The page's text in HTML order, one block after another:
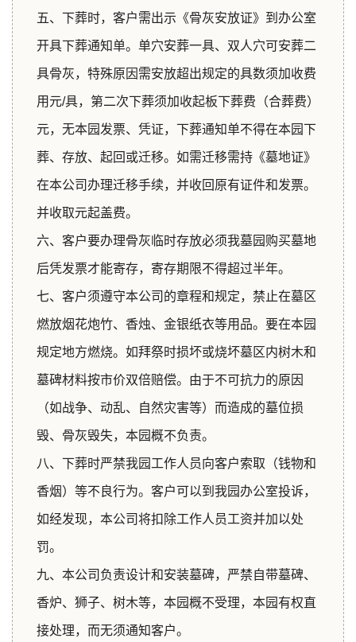
五、下葬时，客户需出示《骨灰安放证》到办公室
开具下葬通知单。单穴安葬一具、双人穴可安葬二
具骨灰，特殊原因需安放超出规定的具数须加收费
用元/具，第二次下葬须加收起板下葬费（合葬费）
元，无本园发票、凭证，下葬通知单不得在本园下
葬、存放、起回或迁移。如需迁移需持《墓地证》
在本公司办理迁移手续，并收回原有证件和发票。
并收取元起盖费。
六、客户要办理骨灰临时存放必须我墓园购买墓地
后凭发票才能寄存，寄存期限不得超过半年。
七、客户须遵守本公司的章程和规定，禁止在墓区
燃放烟花炮竹、香烛、金银纸衣等用品。要在本园
规定地方燃烧。如拜祭时损坏或烧坏墓区内树木和
墓碑材料按市价双倍赔偿。由于不可抗力的原因
（如战争、动乱、自然灾害等）而造成的墓位损
毁、骨灰毁失，本园概不负责。
八、下葬时严禁我园工作人员向客户索取（钱物和
香烟）等不良行为。客户可以到我园办公室投诉，
如经发现，本公司将扣除工作人员工资并加以处
罚。
九、本公司负责设计和安装墓碑，严禁自带墓碑、
香炉、狮子、树木等，本园概不受理，本园有权直
接处理，而无须通知客户。